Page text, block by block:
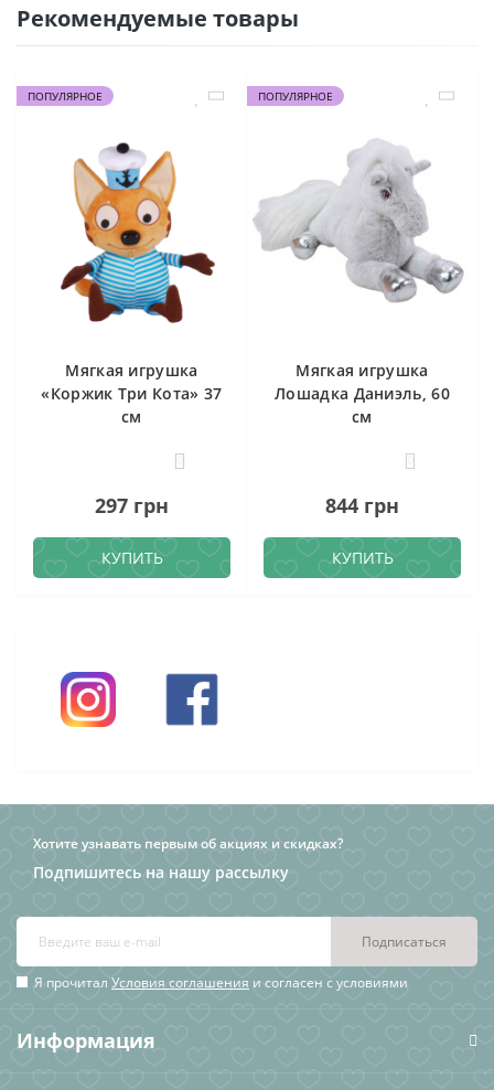
Рекомендуемые товары
ПОПУЛЯРНОЕ
Мягкая игрушка
«Коржик Три Кота» 37
см
0
297 грн
КУПИТЬ
ПОПУЛЯРНОЕ
Мягкая игрушка
Лошадка Даниэль, 60
см
0
844 грн
КУПИТЬ
Хотите узнавать первым об акциях и скидках?
Подпишитесь на нашу рассылку
Подписаться
Я прочитал Условия соглашения и согласен с условиями
Информация